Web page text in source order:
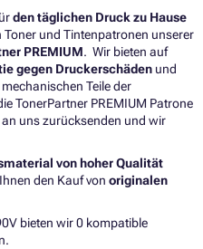
den täglichen Druck zu Hause
Toner und Tintenpatronen unserer
PREMIUM. Wir bieten auf
gegen Druckerschäden und
Teile der
TonerPartner PREMIUM Patrone
uns zurücksenden und wir
von hoher Qualität
den Kauf von originalen
bieten wir 0 kompatible